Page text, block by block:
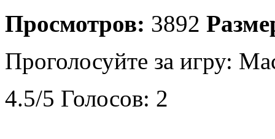
Просмотров: 3892
Проголосуйте за игру:
4.5/5 Голосов: 2